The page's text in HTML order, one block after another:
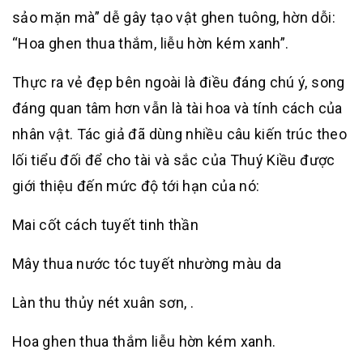
sảo mặn mà” dễ gây tạo vật ghen tuông, hờn dỗi:
“Hoa ghen thua thắm, liễu hờn kém xanh”.
Thực ra vẻ đẹp bên ngoài là điều đáng chú ý, song
đáng quan tâm hơn vẫn là tài hoa và tính cách của
nhân vật. Tác giả đã dùng nhiều câu kiến trúc theo
lối tiểu đối để cho tài và sắc của Thuý Kiều được
giới thiệu đến mức độ tới hạn của nó:
Mai cốt cách tuyết tinh thần
Mây thua nước tóc tuyết nhường màu da
Làn thu thủy nét xuân sơn, .
Hoa ghen thua thắm liễu hờn kém xanh.